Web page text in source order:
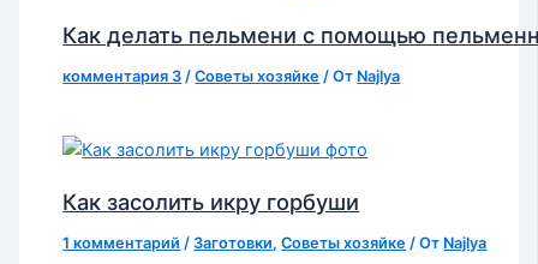
Как делать пельмени с помощью
комментария 3 /Советы хозяйке / От Najlya
Как засолить икру горбуши
1 комментарий /Заготовки,Советы хозяйке / От Najlya